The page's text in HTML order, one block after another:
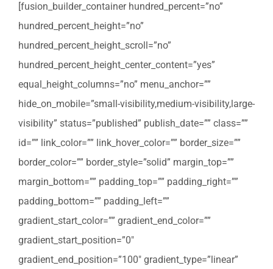
[fusion_builder_container hundred_percent=”no”
hundred_percent_height=”no”
hundred_percent_height_scroll=”no”
hundred_percent_height_center_content=”yes”
equal_height_columns=”no” menu_anchor=””
hide_on_mobile=”small-visibility,medium-visibility,large-
visibility” status=”published” publish_date=”” class=””
id=”” link_color=”” link_hover_color=”” border_size=””
border_color=”” border_style=”solid” margin_top=””
margin_bottom=”” padding_top=”” padding_right=””
padding_bottom=”” padding_left=””
gradient_start_color=”” gradient_end_color=””
gradient_start_position=”0″
gradient_end_position=”100″ gradient_type=”linear”